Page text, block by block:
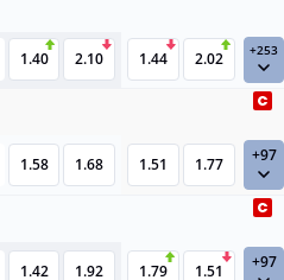
1.40 2.10 1.44 2.02 +253
1.58 1.68 1.51 1.77 +97
1.42 1.92 1.79 1.51 +97